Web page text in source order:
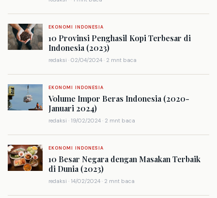
EKONOMI INDONESIA
10 Provinsi Penghasil Kopi Terbesar di
Indonesia (2023)
redaksi · 02/04/2024 · 2 mnt baca
EKONOMI INDONESIA
Volume Impor Beras Indonesia (2020-
Januari 2024)
redaksi · 19/02/2024 · 2 mnt baca
EKONOMI INDONESIA
10 Besar Negara dengan Masakan Terbaik
di Dunia (2023)
redaksi · 14/02/2024 · 2 mnt baca